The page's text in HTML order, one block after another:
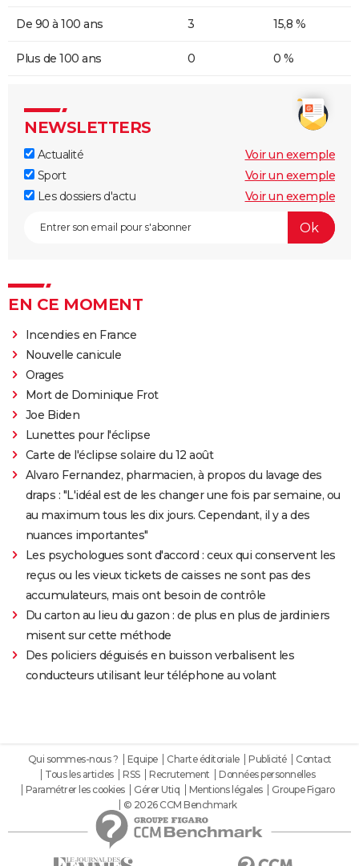
De 90 à 100 ans 3 15,8 %
Plus de 100 ans 0 0 %
NEWSLETTERS
Actualité
Voir un exemple
Sport
Voir un exemple
Les dossiers d'actu
Voir un exemple
EN CE MOMENT
Incendies en France
Nouvelle canicule
Orages
Mort de Dominique Frot
Joe Biden
Lunettes pour l'éclipse
Carte de l'éclipse solaire du 12 août
Alvaro Fernandez, pharmacien, à propos du lavage des
draps : "L'idéal est de les changer une fois par semaine, ou
au maximum tous les dix jours. Cependant, il y a des
nuances importantes"
Les psychologues sont d'accord : ceux qui conservent les
reçus ou les vieux tickets de caisses ne sont pas des
accumulateurs, mais ont besoin de contrôle
Du carton au lieu du gazon : de plus en plus de jardiniers
misent sur cette méthode
Des policiers déguisés en buisson verbalisent les
conducteurs utilisant leur téléphone au volant
Qui sommes-nous ? Equipe Charte éditoriale Publicité
Contact
Tous les articles
RSS Recrutement
Données personnelles
Paramétrer les cookies
Gérer Utiq Mentions légales
Groupe Figaro
© 2026 CCM Benchmark